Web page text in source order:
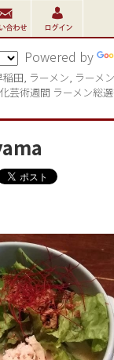
Powered by
稲田, ラーメン, ラーメ
芸術週間 ラーメン総